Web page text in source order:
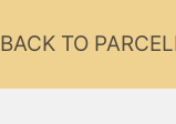
BACK TO